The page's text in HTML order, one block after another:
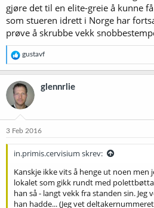
gjøre det til en elite-greie å kunne
som stueren idrett i Norge har
prøve å skrubbe vekk
R
e
a
k
s
j
o
e
gustavf
glennrlie
3 Feb 2016
in.primis.cervisium skrev:
Kanskje ikke vits å henge ut noen men
lokalet som gikk rundt med
han så - langt vekk fra standen sin. Jeg
han hadde... (Jeg vet